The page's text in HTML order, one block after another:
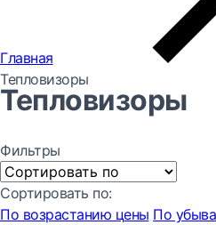
Главная
Тепловизоры
Тепловизоры
Фильтры
Сортировать по:
По возрастанию цены По